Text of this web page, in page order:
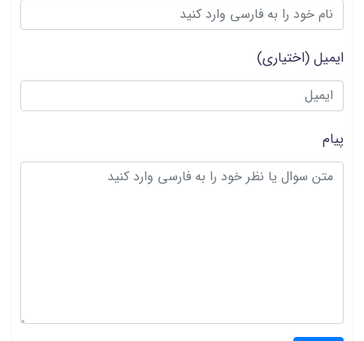
ایمیل(اختیاری)
پیام